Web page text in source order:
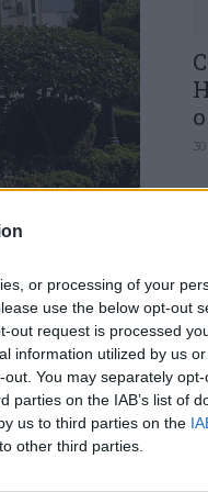
or processing of your
use the below opt-out
out request is processed
information utilized by us
You may separately
parties on the IAB’s list of
us to third parties on the
other third parties.
e 500 mil
o projeto
promover o
sua condição
30